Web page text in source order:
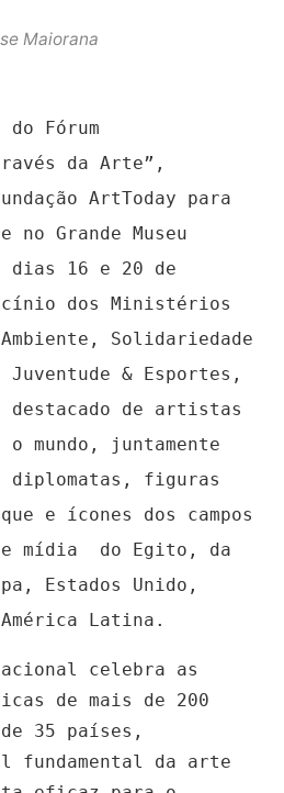
Maiorana
Fórum
da Arte”,
ArtToday para
Grande Museu
dias 16 e 20 de
dos Ministérios
Solidariedade
& Esportes,
destacado de artistas
mundo, juntamente
diplomatas, figuras
e ícones dos campos
mídia do Egito, da
Estados Unido,
Latina.
celebra as
de mais de 200
35 países,
fundamental da arte